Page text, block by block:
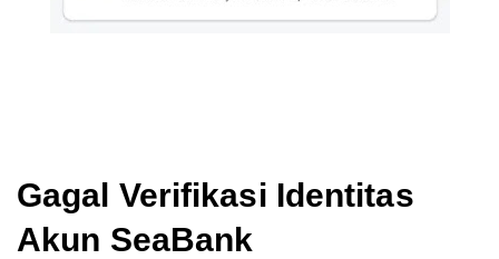
Gagal Verifikasi Identitas
Akun SeaBank